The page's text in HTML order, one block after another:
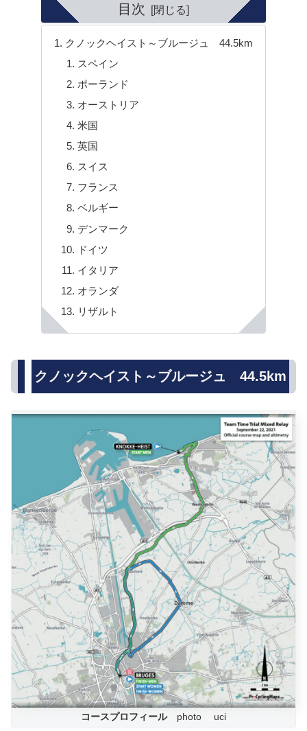
目次
クノックヘイスト～ブルージュ 44.5km
スペイン
ポーランド
オーストリア
米国
英国
スイス
フランス
ベルギー
デンマーク
ドイツ
イタリア
オランダ
リザルト
クノックヘイスト～ブルージュ 44.5km
コースプロフィールphoto uci